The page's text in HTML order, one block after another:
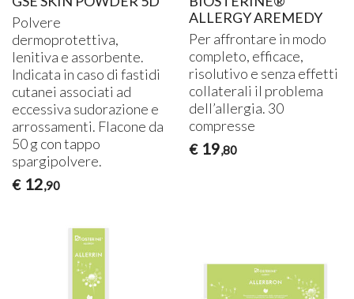
Polvere
dermoprotettiva,
lenitiva e assorbente.
Indicata in caso di fastidi
cutanei associati ad
eccessiva sudorazione e
arrossamenti. Flacone da
50 g con tappo
spargipolvere.
€ 12,90
ALLERGY AREMEDY
Per affrontare in modo
completo, efficace,
risolutivo e senza effetti
collaterali il problema
dell’allergia. 30
compresse
€ 19,80